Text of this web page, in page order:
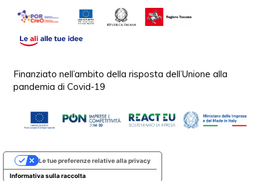
Finanziato nell’ambito della risposta dell’Unione alla
pandemia di Covid-19
Informativa sulla raccolta
Le tue preferenze relative alla privacy